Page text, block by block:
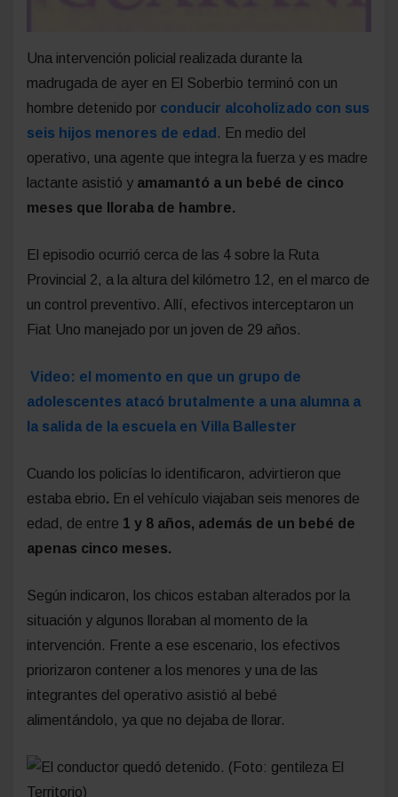
Una intervención policial realizada durante la
madrugada de ayer en El Soberbio terminó con un
hombre detenido por conducir alcoholizado con sus
seis hijos menores de edad . En medio del
operativo, una agente que integra la fuerza y es madre
lactante asistió y amamantó a un bebé de cinco
meses que lloraba de hambre.
El episodio ocurrió cerca de las 4 sobre la Ruta
Provincial 2, a la altura del kilómetro 12, en el marco de
un control preventivo. Allí, efectivos interceptaron un
Fiat Uno manejado por un joven de 29 años.
Video: el momento en que un grupo de
adolescentes atacó brutalmente a una alumna a
la salida de la escuela en Villa Ballester
Cuando los policías lo identificaron, advirtieron que
estaba ebrio. En el vehículo viajaban seis menores de
edad, de entre 1 y 8 años, además de un bebé de
apenas cinco meses.
Según indicaron, los chicos estaban alterados por la
situación y algunos lloraban al momento de la
intervención. Frente a ese escenario, los efectivos
priorizaron contener a los menores y una de las
integrantes del operativo asistió al bebé
alimentándolo, ya que no dejaba de llorar.